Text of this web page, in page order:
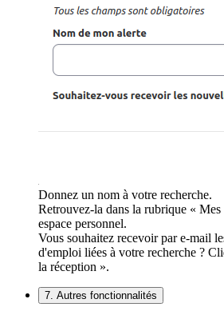
Donnez un nom à votre recherche.
Retrouvez-la dans la rubrique «
espace personnel.
Vous souhaitez recevoir par e-mail
d'emploi liées à votre recherche ?
la réception ».
7. Autres fonctionnalités